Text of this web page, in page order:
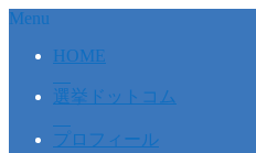
Menu
HOME
選挙ドットコム
プロフィール